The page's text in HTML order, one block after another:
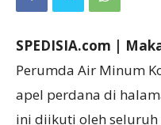
SPEDISIA.com |
Perumda Air Minum
apel perdana di
ini diikuti oleh